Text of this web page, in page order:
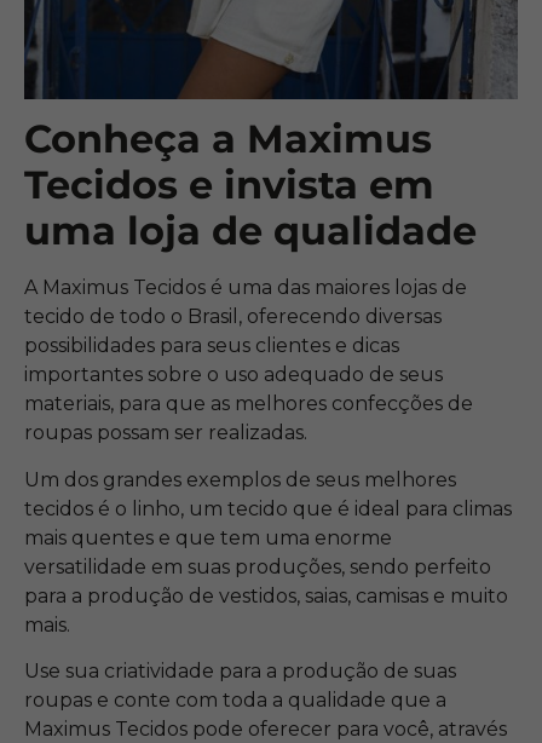
Conheça a Maximus
Tecidos e invista em
uma loja de qualidade
A Maximus Tecidos é uma das maiores lojas de
tecido de todo o Brasil, oferecendo diversas
possibilidades para seus clientes e dicas
importantes sobre o uso adequado de seus
materiais, para que as melhores confecções de
roupas possam ser realizadas.
Um dos grandes exemplos de seus melhores
tecidos é o linho, um tecido que é ideal para climas
mais quentes e que tem uma enorme
versatilidade em suas produções, sendo perfeito
para a produção de vestidos, saias, camisas e muito
mais.
Use sua criatividade para a produção de suas
roupas e conte com toda a qualidade que a
Maximus Tecidos pode oferecer para você, através